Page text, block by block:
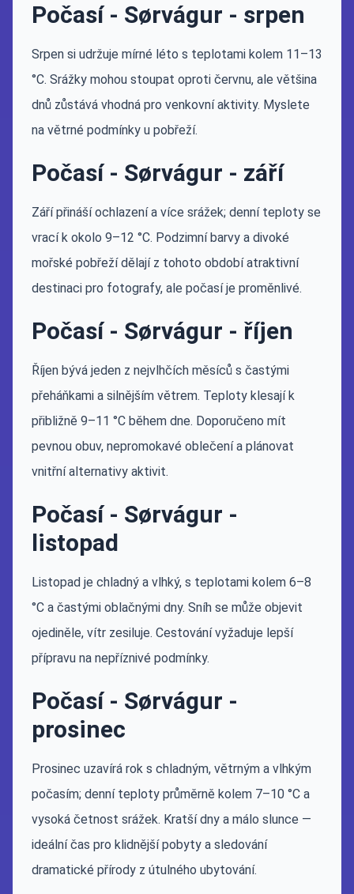
Počasí - Sørvágur - srpen
Srpen si udržuje mírné léto s teplotami kolem 11–13
°C. Srážky mohou stoupat oproti červnu, ale většina
dnů zůstává vhodná pro venkovní aktivity. Myslete
na větrné podmínky u pobřeží.
Počasí - Sørvágur - září
Září přináší ochlazení a více srážek; denní teploty se
vrací k okolo 9–12 °C. Podzimní barvy a divoké
mořské pobřeží dělají z tohoto období atraktivní
destinaci pro fotografy, ale počasí je proměnlivé.
Počasí - Sørvágur - říjen
Říjen bývá jeden z nejvlhčích měsíců s častými
přeháňkami a silnějším větrem. Teploty klesají k
přibližně 9–11 °C během dne. Doporučeno mít
pevnou obuv, nepromokavé oblečení a plánovat
vnitřní alternativy aktivit.
Počasí - Sørvágur -
listopad
Listopad je chladný a vlhký, s teplotami kolem 6–8
°C a častými oblačnými dny. Sníh se může objevit
ojediněle, vítr zesiluje. Cestování vyžaduje lepší
přípravu na nepříznivé podmínky.
Počasí - Sørvágur -
prosinec
Prosinec uzavírá rok s chladným, větrným a vlhkým
počasím; denní teploty průměrně kolem 7–10 °C a
vysoká četnost srážek. Kratší dny a málo slunce —
ideální čas pro klidnější pobyty a sledování
dramatické přírody z útulného ubytování.